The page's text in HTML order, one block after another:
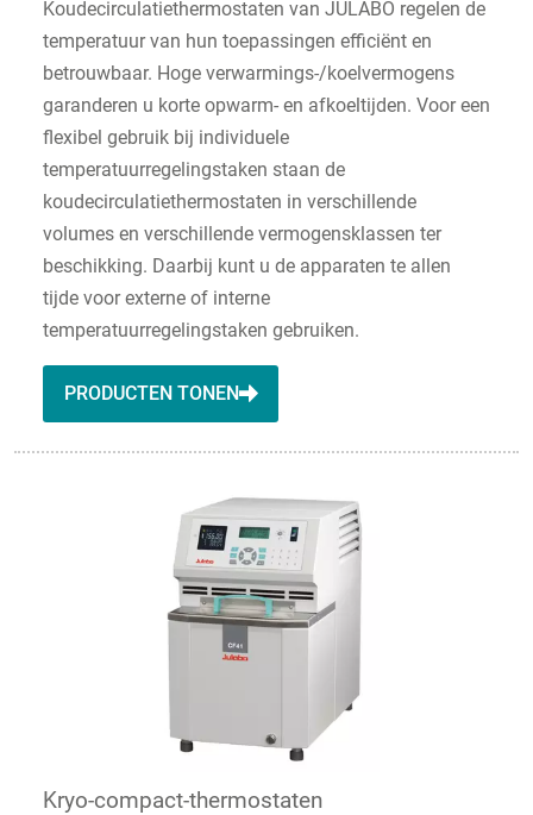
Koudecirculatiethermostaten van JULABO regelen de
temperatuur van hun toepassingen efficiënt en
betrouwbaar. Hoge verwarmings-/koelvermogens
garanderen u korte opwarm- en afkoeltijden. Voor een
flexibel gebruik bij individuele
temperatuurregelingstaken staan de
koudecirculatiethermostaten in verschillende
volumes en verschillende vermogensklassen ter
beschikking. Daarbij kunt u de apparaten te allen
tijde voor externe of interne
temperatuurregelingstaken gebruiken.
PRODUCTEN TONEN
Kryo-compact-thermostaten